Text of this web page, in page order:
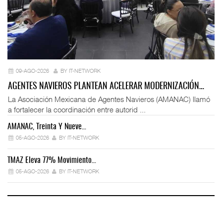
09-AGO-2026 BY IT-NETWORK
AGENTES NAVIEROS PLANTEAN ACELERAR MODERNIZACIÓN…
La Asociación Mexicana de Agentes Navieros (AMANAC) llamó
a fortalecer la coordinación entre autorid ...
AMANAC, Treinta Y Nueve…
05-AGO-2026 BY IT-NETWORK
TMAZ Eleva 77% Movimiento…
05-AGO-2026 BY IT-NETWORK